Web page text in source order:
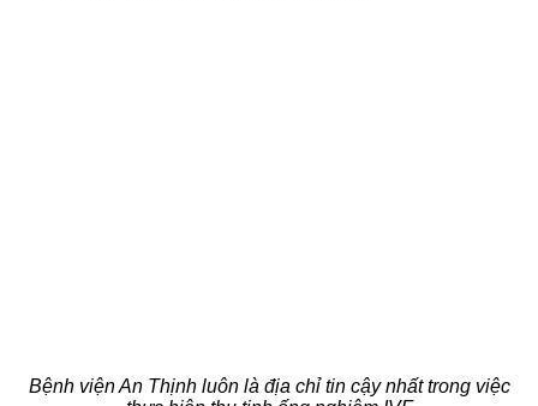
Bệnh viện An Thịnh luôn là địa chỉ tin cậy nhất trong việc